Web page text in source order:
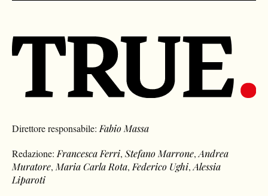
Direttore responsabile: Fabio Massa
Redazione: Francesca Ferri,Stefano Marrone,Andrea
Muratore, Maria Carla Rota, Federico Ughi,Alessia
Liparoti